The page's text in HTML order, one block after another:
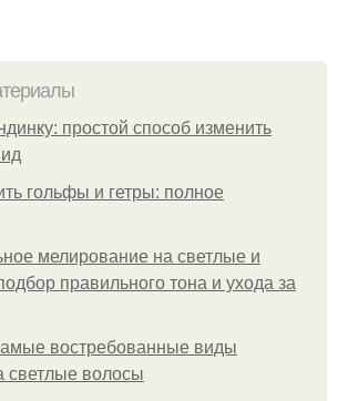
простой способ изменить
гольфы и гетры: полное
мелирование на светлые и
правильного тона и ухода за
востребованные виды
светлые волосы